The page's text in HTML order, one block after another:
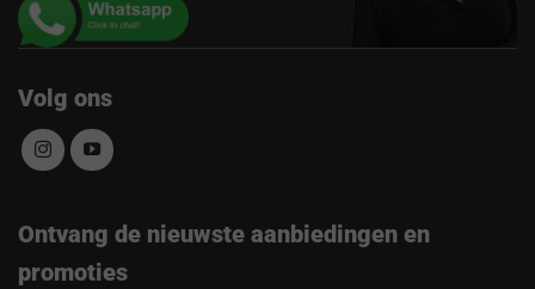
Volg ons
Ontvang de nieuwste aanbiedingen en
promoties